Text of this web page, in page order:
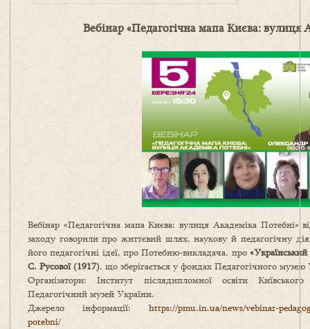
Вебінар «Педагогічна мапа Києва: вулиця
Вебінар «Педагогічна мапа Києва: вулиця Академіка Потебні»
заходу говорили про життєвий шлях, наукову й педагогічну
його педагогічні ідеї, про Потебню-викладача, про
С. Русової (1917), що зберігається у фондах Педагогічного музею
Організатори: Інститут післядипломної освіти
Педагогічний музей України.
Джерело інформації: https://pmu.in.ua/news/vebinar-
potebni/